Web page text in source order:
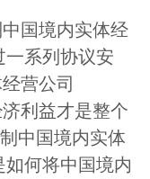
国境内实体经
系列协议安
营公司
利益才是整个
中国境内实体
何将中国境内